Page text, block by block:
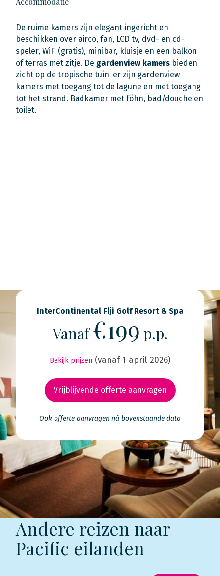
De ruime kamers zijn elegant ingericht en
beschikken over airco, fan, LCD tv, dvd- en cd-
speler, WiFi (gratis), minibar, kluisje en een balkon
of terras met zitje. De gardenview kamers bieden
zicht op de tropische tuin, er zijn gardenview
kamers met toegang tot de lagune en met toegang
tot het strand. Badkamer met föhn, bad/douche en
toilet.
InterContinental Fiji Golf Resort & Spa
Vanaf€199 p.p.
Bekijk prijzen (vanaf 1 april 2026)
Vrijblijvende offerte aanvragen
Ook offerte aanvragen ná bovenstaande data
Andere reizen naar
Pacific eilanden